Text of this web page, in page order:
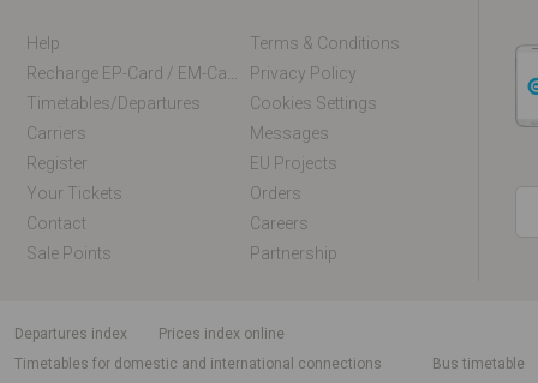
Help
Terms & Conditions
Privacy Policy
Timetables/departures
Cookies Settings
Carriers
Messages
Register
EU Projects
Your Tickets
Orders
Contact
Careers
Sale Points
Partnership
departures index
Prices index online
Timetables for domestic and international connections
Bus timetable